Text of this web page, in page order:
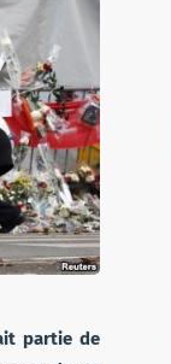
partie de